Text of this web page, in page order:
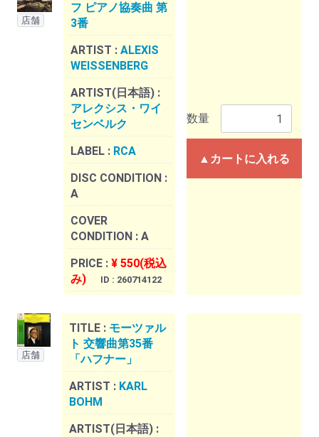
店舗
フ ピアノ協奏曲 第
3番
ARTIST : ALEXIS
WEISSENBERG
ARTIST(日本語) :
アレクシス・ワイ
センベルク
LABEL : RCA
DISC CONDITION :
A
COVER
CONDITION : A
PRICE : ¥ 550(税込
み)
ID : 260714122
数量
▲カートに入れる
店舗
TITLE : モーツァル
ト 交響曲第35番
「ハフナー」
ARTIST : KARL
BOHM
ARTIST(日本語) :